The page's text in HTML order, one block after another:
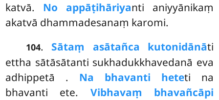
katvā. No appāṭihāriyanti aniyyānikaṃ
akatvā dhammadesanaṃ karomi.
104. Sātaṃ asātañca kutonidānāti
ettha sātāsātanti sukhadukkhavedanā eva
adhippetā . Na bhavanti heteti na
bhavanti ete. Vibhavaṃ bhavañcāpi